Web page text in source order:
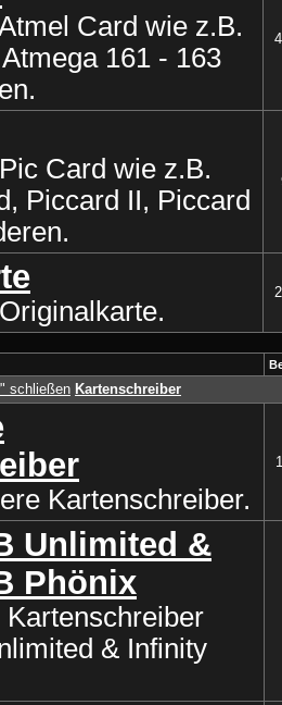
Card wie z.B.
161 - 163
Card wie z.B.
Piccard II, Piccard
Kartenschreiber
Kartenschreiber.
Unlimited &
Phönix
& Infinity